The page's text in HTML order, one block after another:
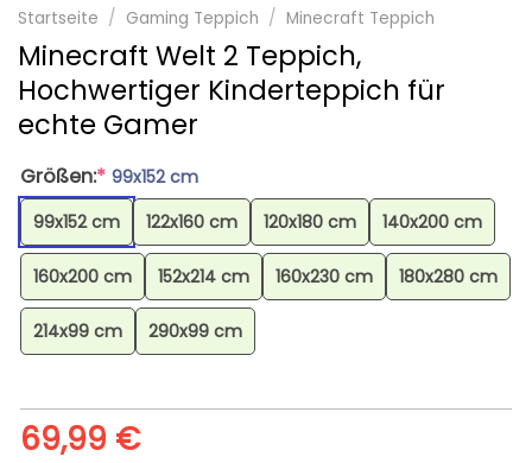
Startseite / Gaming Teppich / Minecraft Teppich
Minecraft Welt 2 Teppich,
Hochwertiger Kinderteppich für
echte Gamer
Größen:* 99x152 cm
99x152 cm
122x160 cm 120x180 cm 140x200 cm
160x200 cm 152x214 cm 160x230 cm 180x280 cm
214x99 cm 290x99 cm
69,99 €